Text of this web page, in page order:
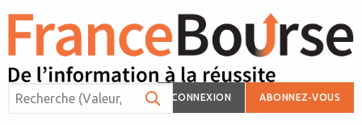
CONNEXION ABONNEZ-VOUS